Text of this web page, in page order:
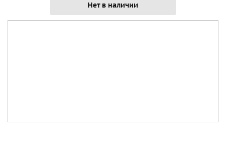
Нет в наличии